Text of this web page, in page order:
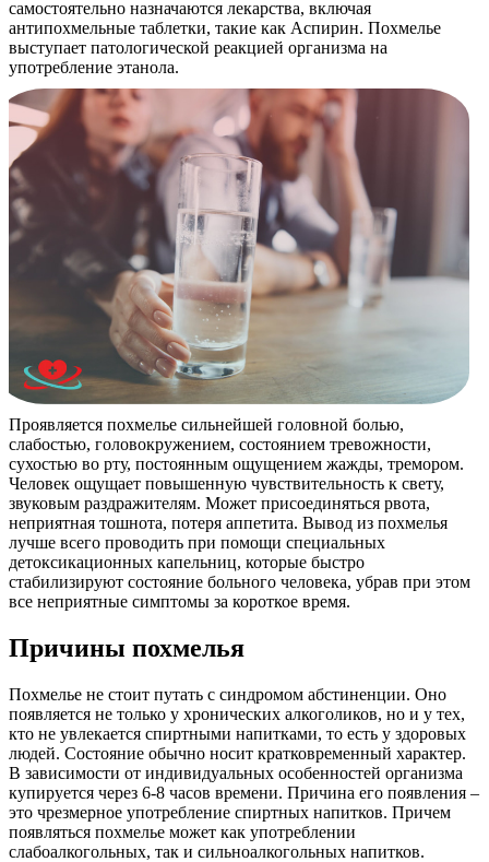
самостоятельно назначаются лекарства, включая
антипохмельные таблетки, такие как Аспирин. Похмелье
выступает патологической реакцией организма на
употребление этанола.
Проявляется похмелье сильнейшей головной болью,
слабостью, головокружением, состоянием тревожности,
сухостью во рту, постоянным ощущением жажды, тремором.
Человек ощущает повышенную чувствительность к свету,
звуковым раздражителям. Может присоединяться рвота,
неприятная тошнота, потеря аппетита. Вывод из похмелья
лучше всего проводить при помощи специальных
детоксикационных капельниц, которые быстро
стабилизируют состояние больного человека, убрав при этом
все неприятные симптомы за короткое время.
Причины похмелья
Похмелье не стоит путать с синдромом абстиненции. Оно
появляется не только у хронических алкоголиков, но и у тех,
кто не увлекается спиртными напитками, то есть у здоровых
людей. Состояние обычно носит кратковременный характер.
В зависимости от индивидуальных особенностей организма
купируется через 6-8 часов времени. Причина его появления –
это чрезмерное употребление спиртных напитков. Причем
появляться похмелье может как употреблении
слабоалкогольных, так и сильноалкогольных напитков.